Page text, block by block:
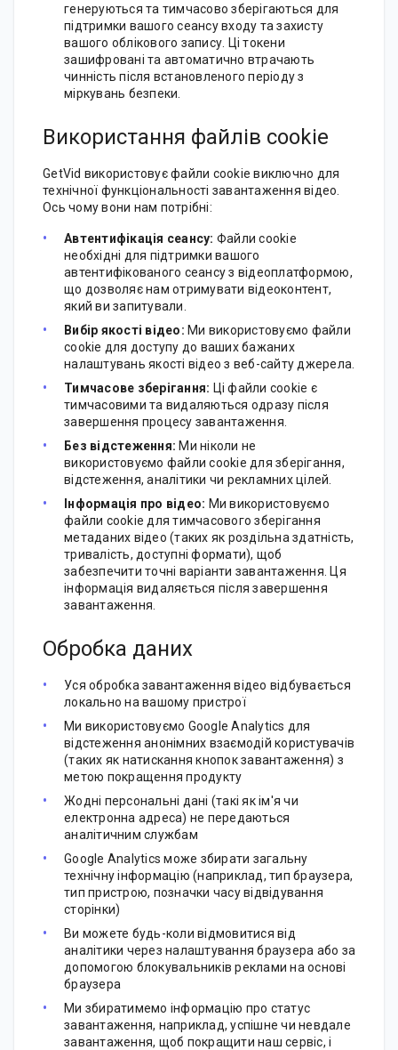
генеруються та тимчасово зберігаються для
підтримки вашого сеансу входу та захисту
вашого облікового запису. Ці токени
зашифровані та автоматично втрачають
чинність після встановленого періоду з
міркувань безпеки.
Використання файлів cookie
GetVid використовує файли cookie виключно для
технічної функціональності завантаження відео.
Ось чому вони нам потрібні:
Автентифікація сеансу: Файли cookie
необхідні для підтримки вашого
автентифікованого сеансу з відеоплатформою,
що дозволяє нам отримувати відеоконтент,
який ви запитували.
Вибір якості відео: Ми використовуємо файли
cookie для доступу до ваших бажаних
налаштувань якості відео з веб-сайту джерела.
Тимчасове зберігання: Ці файли cookie є
тимчасовими та видаляються одразу після
завершення процесу завантаження.
Без відстеження: Ми ніколи не
використовуємо файли cookie для зберігання,
відстеження, аналітики чи рекламних цілей.
Інформація про відео: Ми використовуємо
файли cookie для тимчасового зберігання
метаданих відео (таких як роздільна здатність,
тривалість, доступні формати), щоб
забезпечити точні варіанти завантаження. Ця
інформація видаляється після завершення
завантаження.
Обробка даних
Уся обробка завантаження відео відбувається
локально на вашому пристрої
Ми використовуємо Google Analytics для
відстеження анонімних взаємодій користувачів
(таких як натискання кнопок завантаження) з
метою покращення продукту
Жодні персональні дані (такі як ім'я чи
електронна адреса) не передаються
аналітичним службам
Google Analytics може збирати загальну
технічну інформацію (наприклад, тип браузера,
тип пристрою, позначки часу відвідування
сторінки)
Ви можете будь-коли відмовитися від
аналітики через налаштування браузера або за
допомогою блокувальників реклами на основі
браузера
Ми збиратимемо інформацію про статус
завантаження, наприклад, успішне чи невдале
завантаження, щоб покращити наш сервіс, і